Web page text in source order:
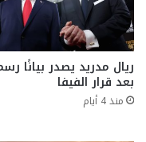
ريال مدريد يصدر بيانًا
بعد قرار الفيفا
منذ 4 أيام